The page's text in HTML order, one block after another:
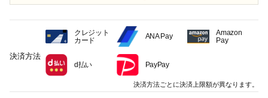
決済方法
クレジット
カード
ANA Pay
Amazon
Pay
d払い PayPay
決済方法ごとに決済上限額が異なります。